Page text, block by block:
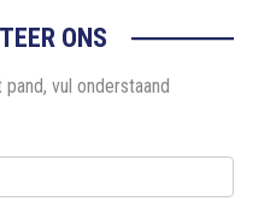
ONS
vul onderstaand